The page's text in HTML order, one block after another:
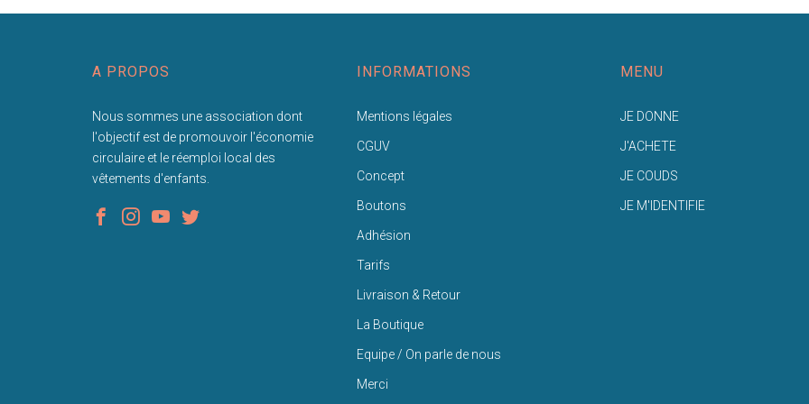
A PROPOS
Nous sommes une association dont
l'objectif est de promouvoir l'économie
circulaire et le réemploi local des
vêtements d'enfants.
INFORMATIONS
Mentions légales
CGUV
Concept
Boutons
Adhésion
Tarifs
Livraison & Retour
La Boutique
Equipe / On parle de nous
Merci
MENU
JE DONNE
J'ACHETE
JE COUDS
JE M'IDENTIFIE